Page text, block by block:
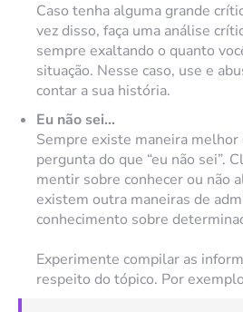
Caso tenha alguma grande
vez disso, faça uma análise
sempre exaltando o quanto
situação. Nesse caso, use e
contar a sua história.
Eu não sei…
Sempre existe maneira
pergunta do que “eu não sei”.
mentir sobre conhecer ou não
existem outra maneiras de
conhecimento sobre
Experimente compilar as
respeito do tópico. Por